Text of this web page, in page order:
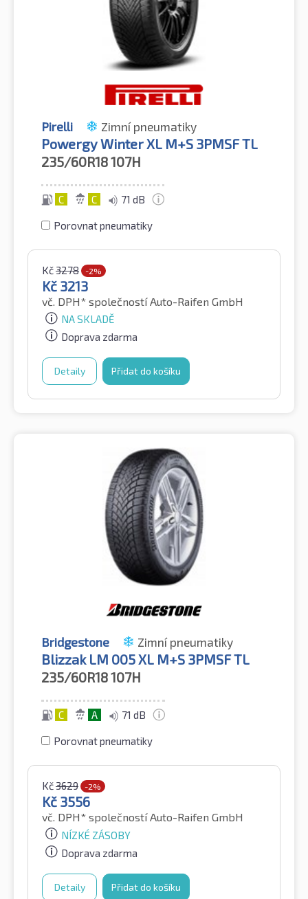
Pirelli Zimní pneumatiky
Powergy Winter XL M+S 3PMSF TL
235/60R18107H
C C 71 dB
Porovnat pneumatiky
Kč3278 -2%
Kč 3213
vč. DPH* společností Auto-Raifen GmbH
NA SKLADĚ
Doprava zdarma
Detaily Přidat do košíku
Bridgestone Zimní pneumatiky
Blizzak LM 005 XL M+S 3PMSF TL
235/60R18107H
C A 71 dB
Porovnat pneumatiky
Kč3629 -2%
Kč 3556
vč. DPH* společností Auto-Raifen GmbH
NÍZKÉ ZÁSOBY
Doprava zdarma
Detaily Přidat do košíku